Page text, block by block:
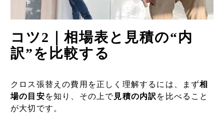
コツ2｜相場表と見積の“内
訳”を比較する
クロス張替えの費用を正しく理解するには、まず相
場の目安を知り、その上で見積の内訳 を比べること
が大切です。